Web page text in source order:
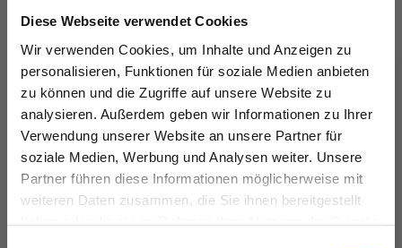
Diese Webseite verwendet Cookies
Wir verwenden Cookies, um Inhalte und Anzeigen zu
personalisieren, Funktionen für soziale Medien anbieten
zu können und die Zugriffe auf unsere Website zu
analysieren. Außerdem geben wir Informationen zu Ihrer
Verwendung unserer Website an unsere Partner für
soziale Medien, Werbung und Analysen weiter. Unsere
Partner führen diese Informationen möglicherweise mit
weiteren Daten zusammen, die Sie ihnen bereitgestellt
haben oder die sie im Rahmen Ihrer Nutzung der Dienste
LINDEHOBBY
COTTON 8/4
EUR 2.60
Alle Optionen
DROPS MAGIC
EUR 1.20
Alle Optionen
Spare bis zu 50%